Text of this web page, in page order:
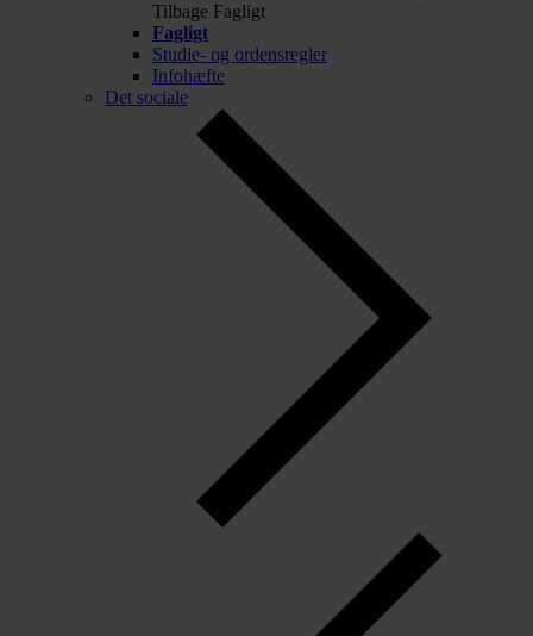
Tilbage Fagligt
Fagligt
Studie- og ordensregler
Infohæfte
Det sociale